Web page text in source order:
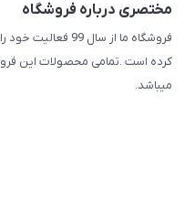
مختصری درباره فروشگاه
فروشگاه ما از سال
کرده است .تمامی محصولات این
میباشد.